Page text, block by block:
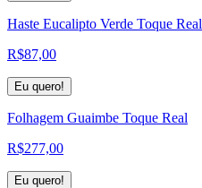
Haste Eucalipto Verde Toque Real
R$87,00
Eu quero!
Folhagem Guaimbe Toque Real
R$277,00
Eu quero!